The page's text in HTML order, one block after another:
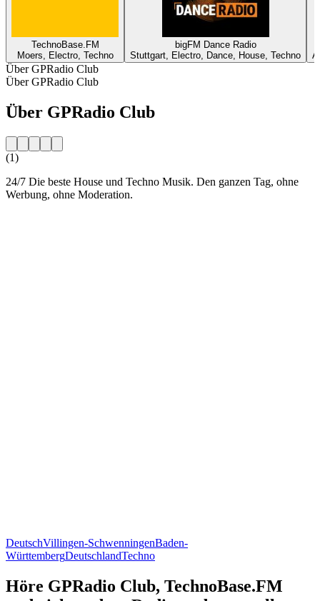
TechnoBase.FM
Moers, Electro, Techno
bigFM Dance Radio
Stuttgart, Electro, Dance, House, Techno
Über GPRadio Club
Über GPRadio Club
Über GPRadio Club
(1)
24/7 Die beste House und Techno Musik. Den ganzen Tag, ohne
Werbung, ohne Moderation.
DeutschVillingen-SchwenningenBaden-
WürttembergDeutschlandTechno
Höre GPRadio Club, TechnoBase.FM